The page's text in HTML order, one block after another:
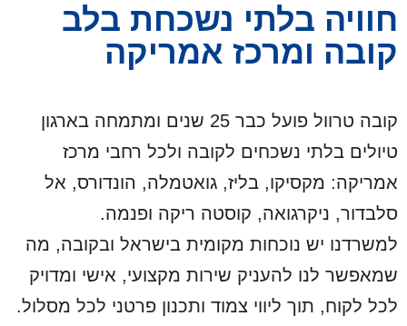
חוויה בלתי נשכחת בלב
קובה ומרכז אמריקה
קובה טרוול פועל כבר 25 שנים ומתמחה בארגון
טיולים בלתי נשכחים לקובה ולכל רחבי מרכז
אמריקה: מקסיקו, בליז, גואטמלה, הונדורס, אל
סלבדור, ניקרגואה, קוסטה ריקה ופנמה.
למשרדנו יש נוכחות מקומית בישראל ובקובה, מה
שמאפשר לנו להעניק שירות מקצועי, אישי ומדויק
לכל לקוח, תוך ליווי צמוד ותכנון פרטני לכל מסלול.